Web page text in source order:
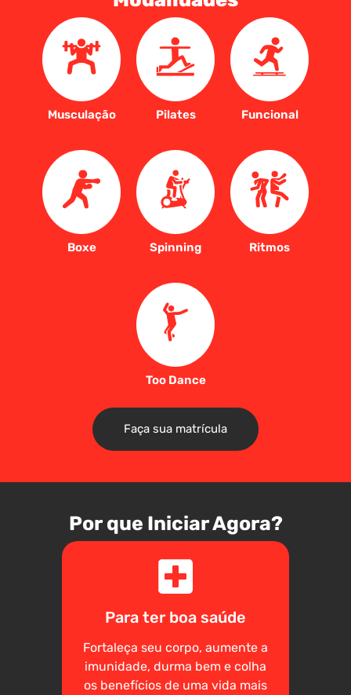
Musculação Pilates Funcional
Boxe Spinning Ritmos
Too Dance
Faça sua matrícula
Por que Iniciar Agora?
Para ter boa saúde
Fortaleça seu corpo, aumente a
imunidade, durma bem e colha
os benefícios de uma vida mais